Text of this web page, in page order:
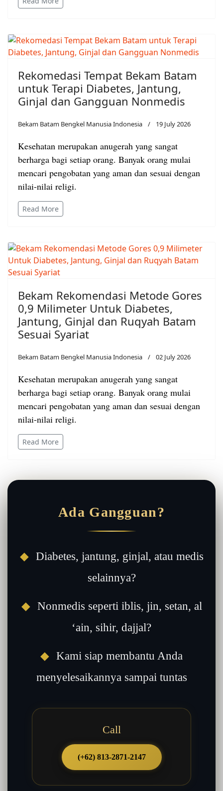
Rekomedasi Tempat Bekam Batam
untuk Terapi Diabetes, Jantung,
Ginjal dan Gangguan Nonmedis
Bekam Batam Bengkel Manusia Indonesia 19 July 2026
Kesehatan merupakan anugerah yang sangat
berharga bagi setiap orang. Banyak orang mulai
mencari pengobatan yang aman dan sesuai dengan
nilai-nilai religi.
Read More
Bekam Rekomendasi Metode Gores
0,9 Milimeter Untuk Diabetes,
Jantung, Ginjal dan Ruqyah Batam
Sesuai Syariat
Bekam Batam Bengkel Manusia Indonesia 02 July 2026
Kesehatan merupakan anugerah yang sangat
berharga bagi setiap orang. Banyak orang mulai
mencari pengobatan yang aman dan sesuai dengan
nilai-nilai religi.
Read More
Ada Gangguan?
◆ Diabetes, jantung, ginjal, atau medis
selainnya?
◆ Nonmedis seperti iblis, jin, setan, al
‘ain, sihir, dajjal?
◆ Kami siap membantu Anda
menyelesaikannya sampai tuntas
Call
(+62) 813-2871-2147